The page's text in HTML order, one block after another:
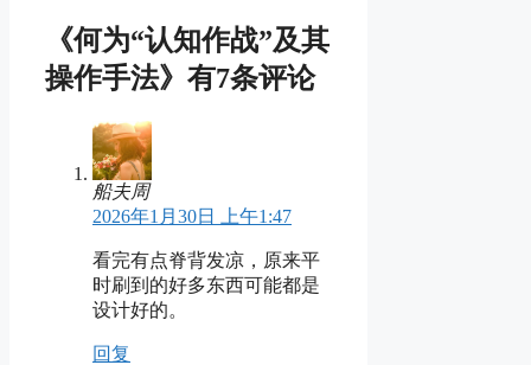
《何为“认知作战”及其
操作手法》有7条评论
船夫周
2026年1月30日 上午1:47
看完有点脊背发凉，原来平
时刷到的好多东西可能都是
设计好的。
回复